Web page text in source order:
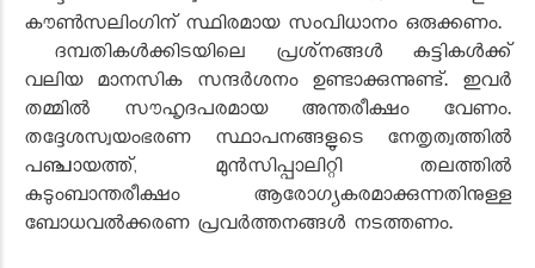
കൗണ്‍സലിംഗിന് സ്ഥിരമായ സംവിധാനം ഒരുക്കണം.
ദമ്പതികള്‍ക്കിടയിലെ പ്രശ്‌നങ്ങള്‍ കുട്ടികള്‍ക്ക്
വലിയ മാനസിക സന്ദര്‍ശനം ഉണ്ടാക്കുന്നുണ്ട്. ഇവര്‍
തമ്മില്‍ സൗഹൃദപരമായ അന്തരീക്ഷം വേണം.
തദ്ദേശസ്വയംഭരണ സ്ഥാപനങ്ങളുടെ നേതൃത്വത്തില്‍
പഞ്ചായത്ത്, മുന്‍സിപ്പാലിറ്റി തലത്തില്‍
കുടുംബാന്തരീക്ഷം ആരോഗ്യകരമാക്കുന്നതിനുള്ള
ബോധവല്‍ക്കരണ പ്രവര്‍ത്തനങ്ങള്‍ നടത്തണം.